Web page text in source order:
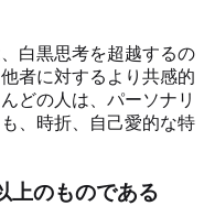
白黒思考を超越するの
者に対するより共感的
どの人は、パーソナリ
、時折、自己愛的な特
上のものである